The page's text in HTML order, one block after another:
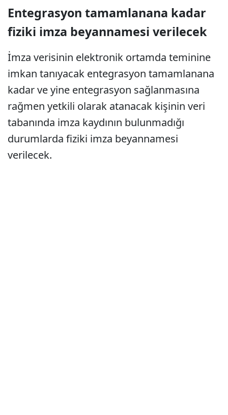
Entegrasyon tamamlanana kadar
fiziki imza beyannamesi verilecek
İmza verisinin elektronik ortamda teminine
imkan tanıyacak entegrasyon tamamlanana
kadar ve yine entegrasyon sağlanmasına
rağmen yetkili olarak atanacak kişinin veri
tabanında imza kaydının bulunmadığı
durumlarda fiziki imza beyannamesi
verilecek.